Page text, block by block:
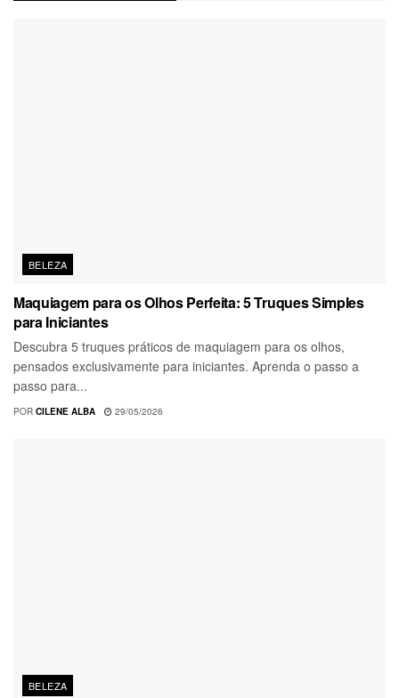
BELEZA
Maquiagem para os Olhos Perfeita: 5 Truques Simples
para Iniciantes
Descubra 5 truques práticos de maquiagem para os olhos,
pensados exclusivamente para iniciantes. Aprenda o passo a
passo para...
POR CILENE ALBA 29/05/2026
BELEZA